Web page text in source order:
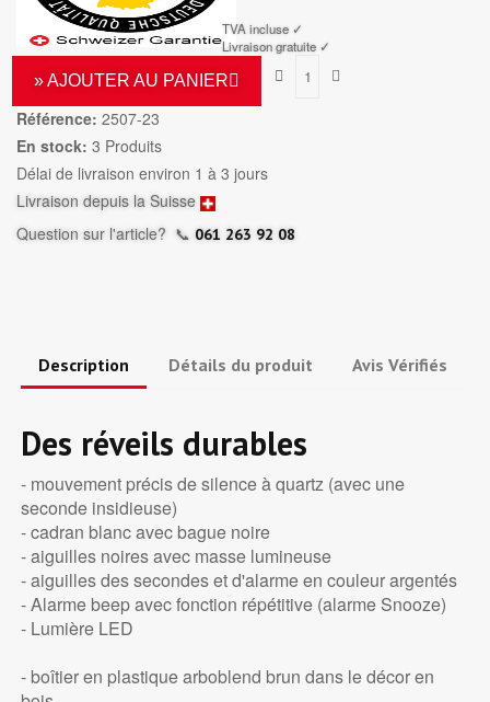
TVA incluse ✓
Livraison gratuite ✓
» AJOUTER AU PANIER
Référence: 2507-23
En stock: 3 Produits
Délai de livraison environ 1 à 3 jours
Livraison depuis la Suisse
Question sur l'article? 📞 061 263 92 08
Description Détails du produit Avis Vérifiés
Des réveils durables
- mouvement précis de silence à quartz (avec une
seconde insidieuse)
- cadran blanc avec bague noire
- aiguilles noires avec masse lumineuse
- aiguilles des secondes et d'alarme en couleur argentés
- Alarme beep avec fonction répétitive (alarme Snooze)
- Lumière LED
- boîtier en plastique arboblend brun dans le décor en